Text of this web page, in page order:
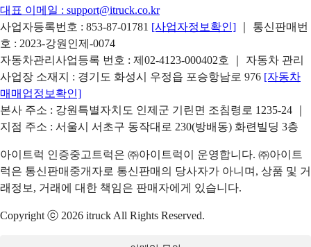
대표 이메일 : support@itruck.co.kr
사업자등록번호 : 853-87-01781 [사업자정보확인]
｜ 통신판매번
호 : 2023-강원인제-0074
자동차관리사업등록 번호 : 제02-4123-000402호 ｜ 자동차 관리
사업장 소재지 : 경기도 화성시 우정읍 포승항남로 976 [자동차
매매업정보확인]
본사 주소 : 강원특별자치도 인제군 기린면 조침령로 1235-24 ｜
지점 주소 : 서울시 서초구 동작대로 230(방배동) 화련빌딩 3층
아이트럭 인증중고트럭은 ㈜아이트럭이 운영합니다. ㈜아이트
럭은 통신판매중개자로 통신판매의 당사자가 아니며, 상품 및 거
래정보, 거래에 대한 책임은 판매자에게 있습니다.
Copyright ⓒ 2026 itruck All Rights Reserved.